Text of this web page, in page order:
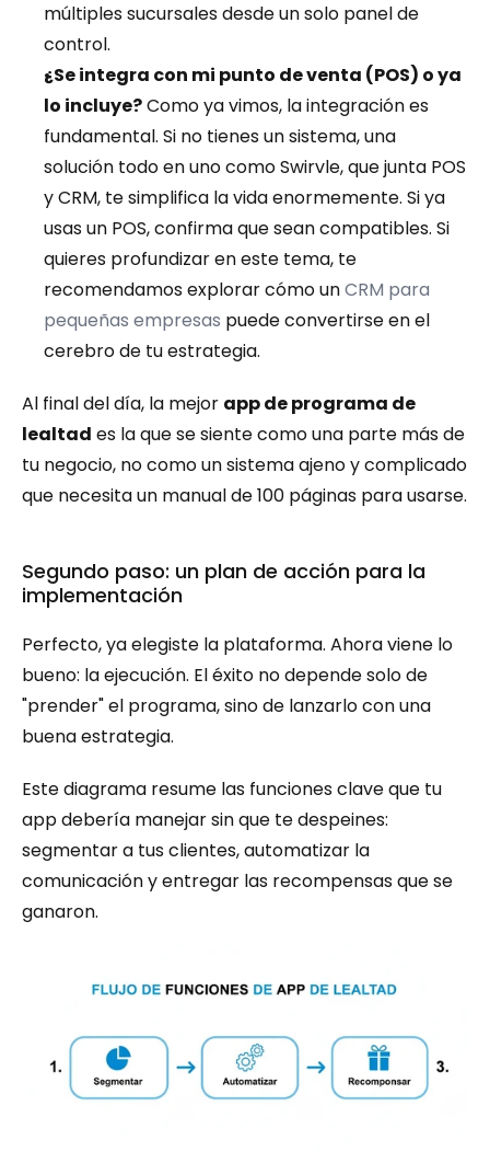
múltiples sucursales desde un solo panel de
control.
¿Se integra con mi punto de venta (POS) o ya
lo incluye? Como ya vimos, la integración es
fundamental. Si no tienes un sistema, una
solución todo en uno como Swirvle, que junta POS
y CRM, te simplifica la vida enormemente. Si ya
usas un POS, confirma que sean compatibles. Si
quieres profundizar en este tema, te
recomendamos explorar cómo un CRM para
pequeñas empresas puede convertirse en el
cerebro de tu estrategia.
Al final del día, la mejor app de programa de
lealtad es la que se siente como una parte más de
tu negocio, no como un sistema ajeno y complicado
que necesita un manual de 100 páginas para usarse.
Segundo paso: un plan de acción para la
implementación
Perfecto, ya elegiste la plataforma. Ahora viene lo
bueno: la ejecución. El éxito no depende solo de
"prender" el programa, sino de lanzarlo con una
buena estrategia.
Este diagrama resume las funciones clave que tu
app debería manejar sin que te despeines:
segmentar a tus clientes, automatizar la
comunicación y entregar las recompensas que se
ganaron.